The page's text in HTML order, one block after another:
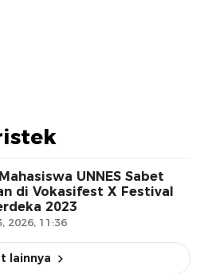
UNNES Sabet
di Vokasifest X Festival
2023
2026, 11:36
lainnya